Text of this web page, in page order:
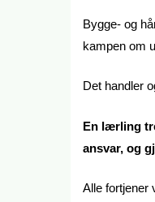
Bygge- og
kampen om
Det handler
En lærling
ansvar, og
Alle fortjener